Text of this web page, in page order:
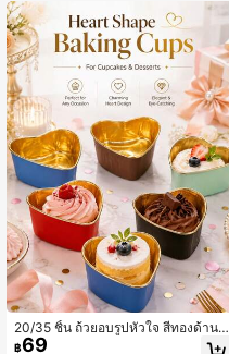
ญ, งานปาร์ตี้, อุปกรณ์ครัว, อุปกรณ์โรงเ
รียน, ถุงอาหาร, กล่องอาหาร, เหมาะสำ
หรับลูกอม, ช็อกโกแลต, คุกกี้, ฯลฯ
20/35 ชิ้น ถ้วยอบรูปหัวใจ สีทองด้านใ
น ถ้วยรองคัพเค้ก หลากสี ถ้วยขนมหวา
฿69